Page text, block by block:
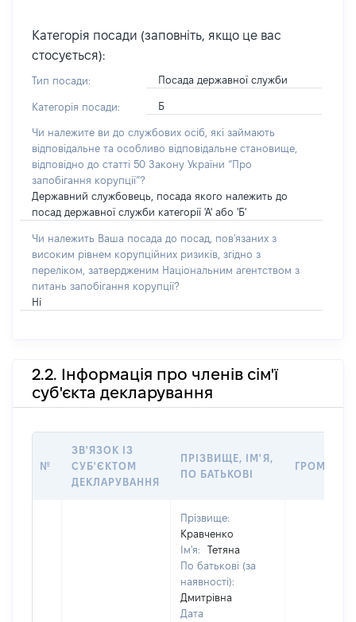
Категорія посади (заповніть, якщо це вас
стосується):
Тип посади: Посада державної служби
Категорія посади: Б
Чи належите ви до службових осіб, які займають
відповідальне та особливо відповідальне становище,
відповідно до статті 50 Закону України “Про
запобігання корупції”?
Державний службовець, посада якого належить до
посад державної служби категорії 'А' або 'Б'
Чи належить Ваша посада до посад, пов'язаних з
високим рівнем корупційних ризиків, згідно з
переліком, затвердженим Національним агентством з
питань запобігання корупції?
Ні
2.2. Інформація про членів сім'ї
суб'єкта декларування
№
ЗВ'ЯЗОК ІЗ
СУБ'ЄКТОМ
ДЕКЛАРУВАННЯ
ПРІЗВИЩЕ, ІМ'Я,
ПО БАТЬКОВІ
Прізвище:
Кравченко
Ім'я:
Тетяна
По батькові (за
наявності):
Дмитрівна
Дата